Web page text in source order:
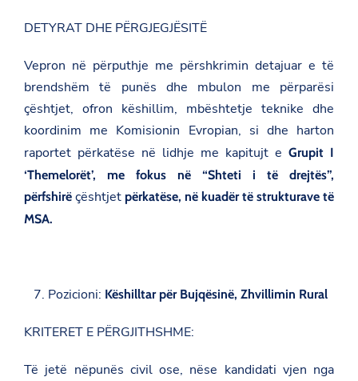
DETYRAT DHE PËRGJEGJËSITË
Vepron në përputhje me përshkrimin detajuar e të
brendshëm të punës dhe mbulon me përparësi
çështjet, ofron këshillim, mbështetje teknike dhe
koordinim me Komisionin Evropian, si dhe harton
raportet përkatëse në lidhje me kapitujt e Grupit I
‘Themelorët’, me fokus në “Shteti i të drejtës”,
përfshirë çështjet përkatëse, në kuadër të strukturave të
MSA.
Pozicioni: Këshilltar për Bujqësinë, Zhvillimin Rural
KRITERET E PËRGJITHSHME:
Të jetë nëpunës civil ose, nëse kandidati vjen nga